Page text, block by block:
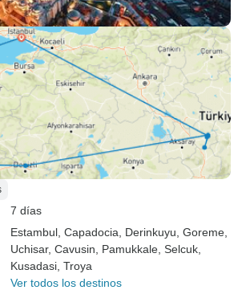
7 días
Estambul , Capadocia , Derinkuyu , Goreme
Uchisar, Cavusin , Pamukkale , Selcuk
Kusadasi , Troya
Ver todos los destinos